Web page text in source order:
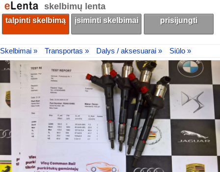
skelbimų lenta
talpinti skelbimą įsiminti skelbimai prisijungti
Skelbimai » Transportas » Dalys / aksesuarai » Siūlo »